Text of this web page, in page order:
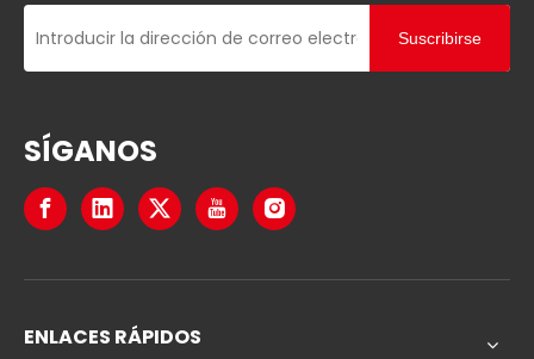
Suscribirse
SÍGANOS
ENLACES RÁPIDOS